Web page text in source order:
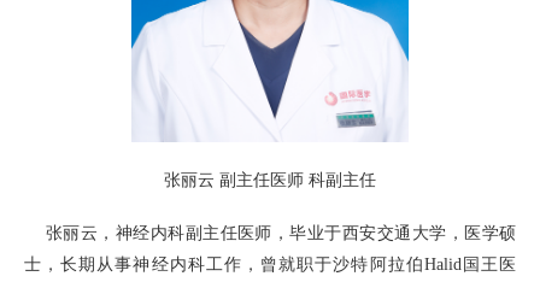
张丽云 副主任医师 科副主任
张丽云，神经内科副主任医师，毕业于西安交通大学，医学硕
士，长期从事神经内科工作，曾就职于沙特阿拉伯Halid国王医